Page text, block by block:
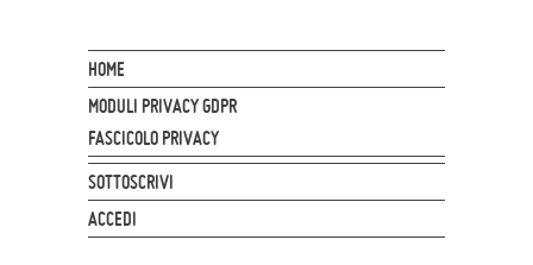
HOME
MODULI PRIVACY GDPR
FASCICOLO PRIVACY
SOTTOSCRIVI
ACCEDI